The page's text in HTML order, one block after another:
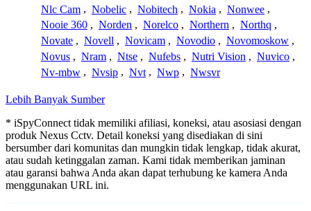
Nlc Cam , Nobelic , Nobitech , Nokia , Nonwee ,
Nooie 360 , Norden , Norelco , Northern , Northq ,
Novate , Novell , Novicam , Novodio , Novomoskow ,
Novus , Nram , Ntse , Nufebs , Nutri Vision , Nuvico ,
Nv-mbw , Nvsip , Nvt , Nwp , Nwsvr
Lebih Banyak Sumber
* iSpyConnect tidak memiliki afiliasi, koneksi, atau asosiasi dengan
produk Nexus Cctv. Detail koneksi yang disediakan di sini
bersumber dari komunitas dan mungkin tidak lengkap, tidak akurat,
atau sudah ketinggalan zaman. Kami tidak memberikan jaminan
atau garansi bahwa Anda akan dapat terhubung ke kamera Anda
menggunakan URL ini.